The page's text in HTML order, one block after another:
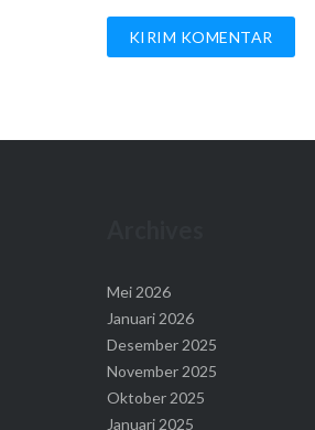
Mei 2026
Januari 2026
Desember 2025
November 2025
Oktober 2025
Januari 2025